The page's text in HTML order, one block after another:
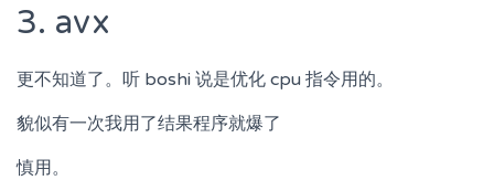
3. avx
更不知道了。听 boshi 说是优化 cpu 指令用的。
貌似有一次我用了结果程序就爆了
慎用。